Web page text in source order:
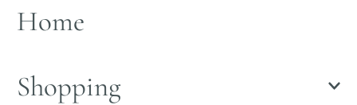
Home
Shopping